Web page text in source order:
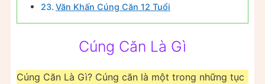
Văn Khấn Cúng Căn 12 Tuổi
Cúng Căn Là Gì
Cúng Căn Là Gì? Cúng căn là một trong những tục